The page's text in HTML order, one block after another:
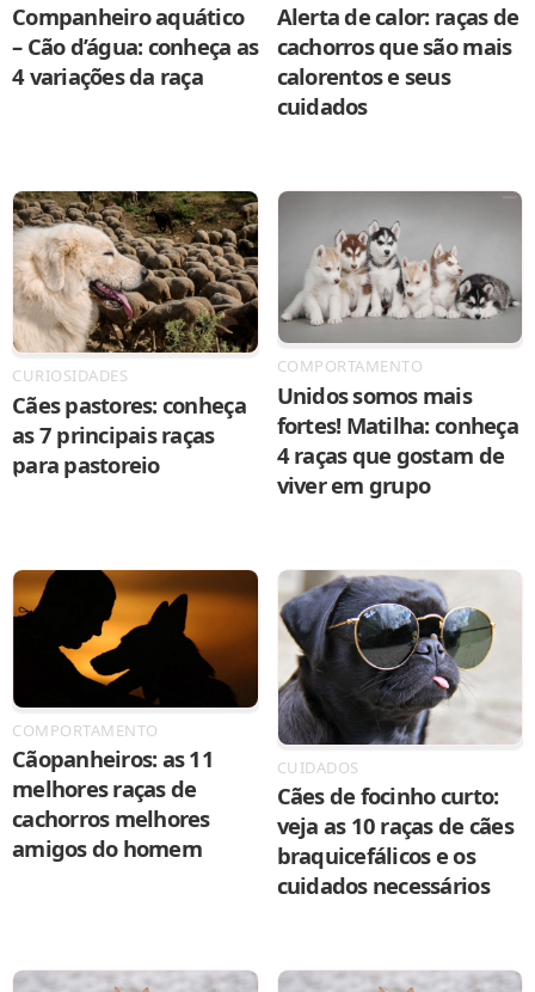
Companheiro aquático
– Cão d’água: conheça as
4 variações da raça
Alerta de calor: raças de
cachorros que são mais
calorentos e seus
cuidados
CURIOSIDADES
Cães pastores: conheça
as 7 principais raças
para pastoreio
COMPORTAMENTO
Unidos somos mais
fortes! Matilha: conheça
4 raças que gostam de
viver em grupo
COMPORTAMENTO
Cãopanheiros: as 11
melhores raças de
cachorros melhores
amigos do homem
CUIDADOS
Cães de focinho curto:
veja as 10 raças de cães
braquicefálicos e os
cuidados necessários